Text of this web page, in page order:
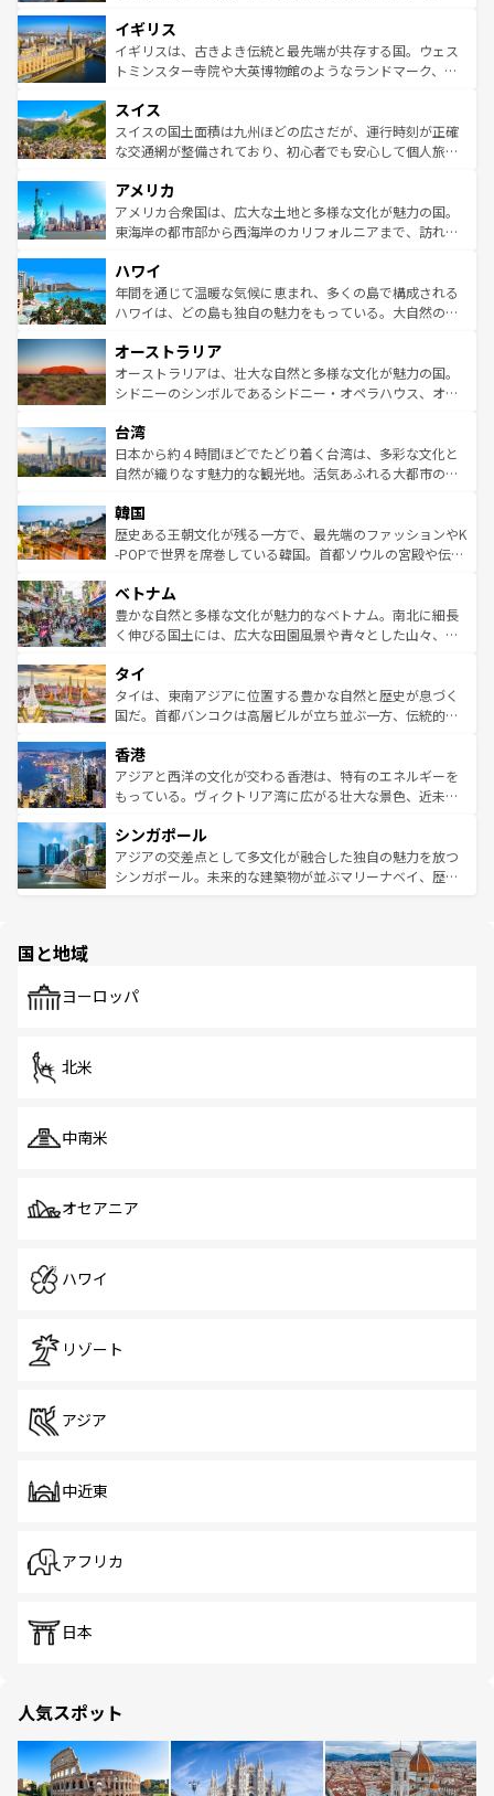
いる。シャンパンの発祥地であるランス、プロヴァンスの
香り高いラベンダー畑など、多彩な楽しみ方が可能だ。さ
らに、パリ以外の地域にも魅力が溢れており、どの街角に
れる地方に足を運ぶとそれぞれで全く異なる文化を体験で
きるだろう。 なお、新着のフランス情報はコンテンツ一覧
を参照してほしい。
顔を持つこの国は、どこを歩いても飽きることがない。ベ
ルリンの文化的活気、バイエルン州のアルプスの絶景、そ
してライン川沿いのワイン畑といった風景は必見。ビール
は、お酒好きな人にはぜひ体験してほしい。 なお、新着の
ドイツ情報はコンテンツ一覧を参照してほしい。
イギリス
イギリスは、古きよき伝統と最先端が共存する国。ウェス
トミンスター寺院や大英博物館のようなランドマーク、歴
リアごとに異なる魅力がある。また、優雅なアフタヌーン
ティー、ビール好きにはたまらない英国パブ、サッカー観
戦など、本場だからこそできる体験も豊富。イギリスを旅
ンツ一覧を参照してほしい。
スイス
スイスの国土面積は九州ほどの広さだが、運行時刻が正確
な交通網が整備されており、初心者でも安心して個人旅行
の建物がそのまま残る町や、スイスならではのユニークな
博物館もあり、アルプス観光だけでなく町歩きも満喫する
ことができる。国民の所得が高いため物価も高いが、旅行
ば市内交通費無料で観光を楽しむこともできる。 なお、新
着のスイス情報はコンテンツ一覧 を参照してほしい。
アメリカ
アメリカ合衆国は、広大な土地と多様な文化が魅力の国。
東海岸の都市部から西海岸のカリフォルニアまで、訪れる
のような巨大都市は、観光、ショッピング、エンターテイ
ンメントが詰まった刺激的なスポットだ。一方、アメリカ
西部には大自然が広がり、グランドキャニオンやイエロー
部のニューオーリンズでは、音楽と美食が融合した独特の
文化が魅力。旅行者はアメリカの各地域で異なる魅力を楽
しみながら、その多様性と豊かな歴史を感じることができ
ならではの贅沢な旅のスタイルだ。 なお、新着のアメリカ
情報はコンテンツ一覧を参照してほしい。
ハワイ
年間を通じて温暖な気候に恵まれ、多くの島で構成される
ハワイは、どの島も独自の魅力をもっている。大自然の神
ワイ島は見逃せない。また、定番の観光地といえばオアフ
島だが、静かな自然を求めるならマウイ島やカウアイ島が
おすすめ。エメラルドグリーンに輝く海をはじめ、豊かな
れるおもてなしの心で訪れる人々を迎えてくれるハワイの
人々、おいしいローカルフードやハワイアンミュージッ
ク、伝統的なフラダンスなど、すべてがハワイの魅力を彩
ワイを、存分に味わってほしい。 なお、新着のハワイ情報
はコンテンツ一覧を参照してほしい。
オーストラリア
オーストラリアは、壮大な自然と多様な文化が魅力の国。
シドニーのシンボルであるシドニー・オペラハウス、オー
リアリーフや大陸中央部にそびえるウルル（エアーズロッ
ク）、タスマニアの美しい原生林やケアンズの熱帯雨林な
ど、見どころがたくさん。また、カフェやワイン、オージ
いる。アクティビティも充実しており、サーフィンやダイ
ビング、ハイキングなど、アウトドア好きにはたまらな
い。オーストラリアの多彩な魅力を存分に味わいつくそ
参照してほしい。
台湾
日本から約４時間ほどでたどり着く台湾は、多彩な文化と
自然が織りなす魅力的な観光地。活気あふれる大都市の台
ン）、静ひつな山岳地帯である台湾東部など、都市の喧騒
と山間の静けさが共存しており、訪れる人に新しい発見と
驚きをもたらしてくれる。また、奥深い台湾の食文化も魅
容にもいいと評判のスイーツなど、バラエティ豊かな料理
が味わえる。 なお、新着の台湾情報は コンテンツ一覧を参
照してほしい。
韓国
歴史ある王朝文化が残る一方で、最先端のファッションやK
-POPで世界を席巻している韓国。首都ソウルの宮殿や伝統
き、地方に足を延ばせば四季折々の自然美を楽しむことが
できる。そして、キムチや焼肉、絶品のストリートフード
まで、さまざまな韓国料理が待っている。夜には、韓国な
リティに包まれながら、韓国の多彩な魅力を心ゆくまで味
わってみてほしい。 なお、新着の韓国情報はコンテンツ一
覧を参照してほしい。
ベトナム
豊かな自然と多様な文化が魅力的なベトナム。南北に細長
く伸びる国土には、広大な田園風景や青々とした山々、世
急速な発展と共に伝統が息づく。ハノイの古い町並みやホ
ーチミン市のフランス統治時代の建物も、独特の雰囲気を
醸し出している。また、バラエティの豊かさとおいしさで
とつ。フォーやバインミー、ベトナムコーヒーなどは、ぜ
ひ現地で味わいたい。どの地域を訪れてもあたたかい人々
が旅行者を迎えてくれるので、きっと忘れられない旅にな
参照してほしい。
タイ
タイは、東南アジアに位置する豊かな自然と歴史が息づく
国だ。首都バンコクは高層ビルが立ち並ぶ一方、伝統的な
の活気が交差している。北部ではチェンマイなどの山岳地
帯で自然と触れ合い、南部ではプーケットやクラビの美し
いビーチでリゾート気分を楽しむことができる。タイ料理
激する。気候は一年中温暖で、どの季節にも異なる楽しみ
が待っている。親しみやすいタイの人々、仏教を中心とし
た文化、そして多様な観光資源が、訪れる旅人を魅了し続
香港
アジアと西洋の文化が交わる香港は、特有のエネルギーを
もっている。ヴィクトリア湾に広がる壮大な景色、近未来
み、どこを訪れても感動するはず。観光スポットが密集し
ており、効率よく見どころを回れるのも魅力。息をのむよ
うな絶景から文化的な体験まで、香港を存分に楽しみ尽く
シンガポール
アジアの交差点として多文化が融合した独自の魅力を放つ
シンガポール。未来的な建築物が並ぶマリーナベイ、歴史
で、ホーカーズは地元の風情を楽しめる外せないスポット
国と地域
ヨーロッパ
北米
中南米
オセアニア
ハワイ
リゾート
アジア
中近東
アフリカ
日本
人気スポット